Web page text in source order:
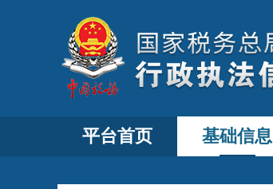
平台首页 基础信息